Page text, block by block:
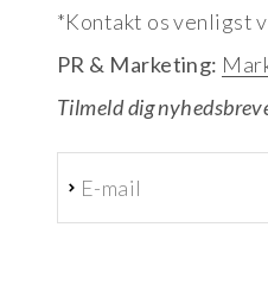
*Kontakt os venligst
PR & Marketing:
Tilmeld dig
E-mail
Abonnér